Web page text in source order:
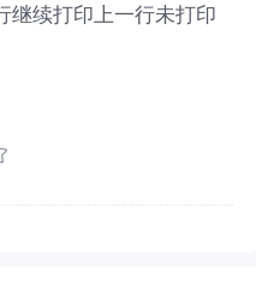
继续打印上一行未打印